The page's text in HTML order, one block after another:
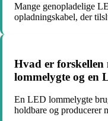
Mange genopladelige
opladningskabel, der
Hvad er forskellen
lommelygte og en
En LED lommelygte
holdbare og producerer